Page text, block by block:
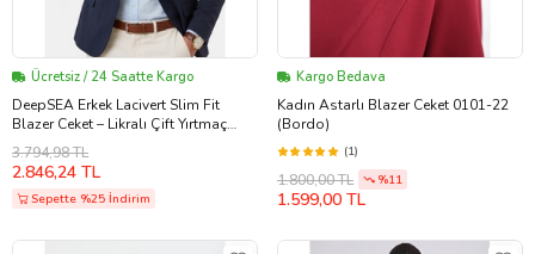
Ücretsiz / 24 Saatte Kargo
DeepSEA Erkek Lacivert Slim Fit
Blazer Ceket – Likralı Çift Yırtmaç
Dokulu Premium Ceket 2600776
3.794,98 TL
2.846,24 TL
Sepette %25 İndirim
Kargo Bedava
Kadın Astarlı Blazer Ceket 0101-22
(Bordo)
(1)
1.800,00 TL %11
1.599,00 TL